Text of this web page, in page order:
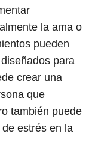
la ama o
pueden
para
crear una
que
también puede
estrés en la